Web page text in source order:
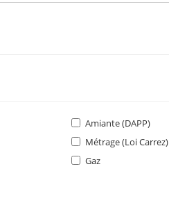
Amiante (DAPP)
Métrage (Loi Carrez)
Gaz